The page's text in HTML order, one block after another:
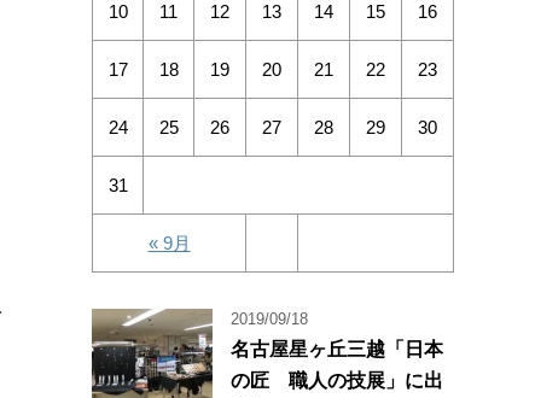
« 9月
10 11 12 13 14 15 16
17 18 19 20 21 22 23
24 25 26 27 28 29 30
31
2019/09/18
名古屋星ヶ丘三越「日本
の匠 職人の技展」に出